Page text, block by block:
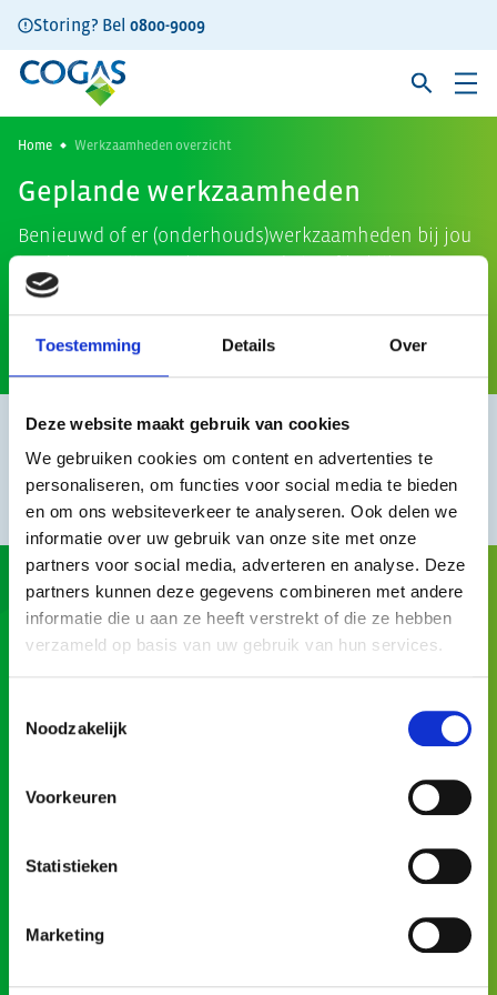
Toestemming Details Over
Deze website maakt gebruik van cookies
We gebruiken cookies om content en advertenties te
personaliseren, om functies voor social media te bieden
en om ons websiteverkeer te analyseren. Ook delen we
informatie over uw gebruik van onze site met onze
partners voor social media, adverteren en analyse. Deze
partners kunnen deze gegevens combineren met andere
informatie die u aan ze heeft verstrekt of die ze hebben
verzameld op basis van uw gebruik van hun services.
Noodzakelijk
Voorkeuren
Statistieken
Marketing
Storing? Bel 0800-9009
Home Werkzaamheden overzicht
Geplande werkzaamheden
Benieuwd of er (onderhouds)werkzaamheden bij jou
hieronder de actuele en geplande werkzaamheden.
Naar storingsoverzicht
Momenteel zijn er geen
werkzaamheden.
Niet gevonden wat je zocht?
Tarieven
Storingsoverzicht